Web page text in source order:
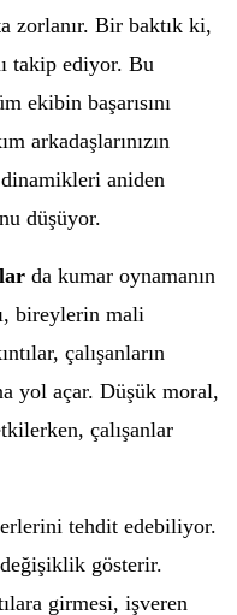
zorlanır. Bir baktık ki,
takip ediyor. Bu
ekibin başarısını
arkadaşlarınızın
aniden
düşüyor.
da kumar oynamanın
bireylerin mali
çalışanların
yol açar. Düşük moral,
çalışanlar
tehdit edebiliyor.
gösterir.
girmesi, işveren